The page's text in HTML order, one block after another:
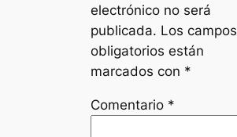
electrónico no será
publicada. Los campos
obligatorios están
marcados con *
Comentario *